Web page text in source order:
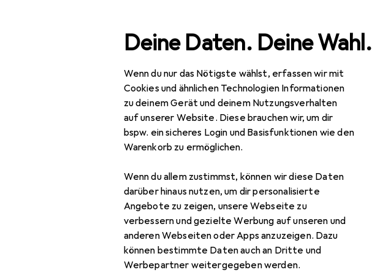
Deine Daten. Deine Wahl.
Wenn du nur das Nötigste wählst, erfassen wir mit
Cookies und ähnlichen Technologien Informationen
zu deinem Gerät und deinem Nutzungsverhalten
auf unserer Website. Diese brauchen wir, um dir
bspw. ein sicheres Login und Basisfunktionen wie den
Warenkorb zu ermöglichen.
Wenn du allem zustimmst, können wir diese Daten
darüber hinaus nutzen, um dir personalisierte
Angebote zu zeigen, unsere Webseite zu
verbessern und gezielte Werbung auf unseren und
anderen Webseiten oder Apps anzuzeigen. Dazu
können bestimmte Daten auch an Dritte und
Werbepartner weitergegeben werden.
Navigation nach Kategorien Gesamtsortiment Tierbedarf Fisch